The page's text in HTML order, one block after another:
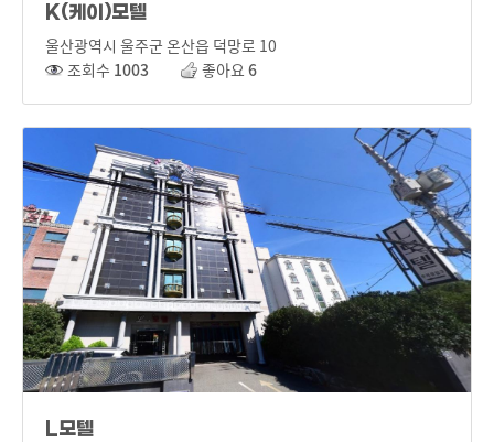
K(케이)모텔
울산광역시 울주군 온산읍 덕망로 10
조회수 1003 좋아요 6
L모텔